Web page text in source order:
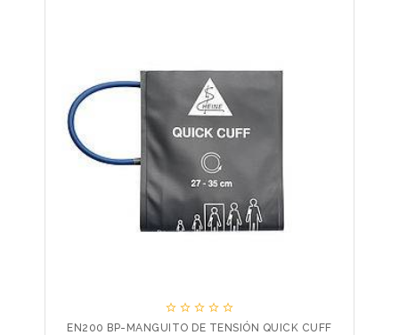
    
EN200 BP-MANGUITO DE TENSIÓN QUICK CUFF